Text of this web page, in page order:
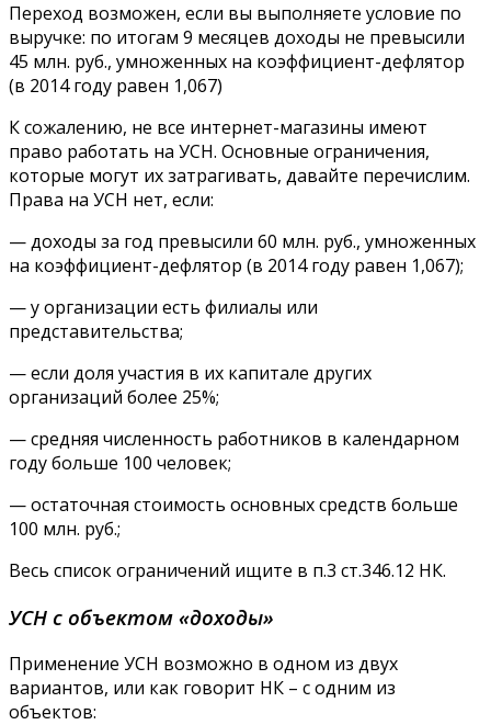
Переход возможен, если вы выполняете условие по
выручке: по итогам 9 месяцев доходы не превысили
45 млн. руб., умноженных на коэффициент-дефлятор
(в 2014 году равен 1,067)
К сожалению, не все интернет-магазины имеют
право работать на УСН. Основные ограничения,
которые могут их затрагивать, давайте перечислим.
Права на УСН нет, если:
— доходы за год превысили 60 млн. руб., умноженных
на коэффициент-дефлятор (в 2014 году равен 1,067);
— у организации есть филиалы или
представительства;
— если доля участия в их капитале других
организаций более 25%;
— средняя численность работников в календарном
году больше 100 человек;
— остаточная стоимость основных средств больше
100 млн. руб.;
Весь список ограничений ищите в п.3 ст.346.12 НК.
УСН с объектом «доходы»
Применение УСН возможно в одном из двух
вариантов, или как говорит НК – с одним из
объектов: